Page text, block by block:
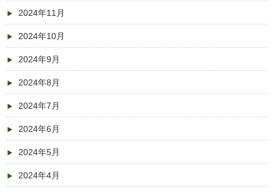
2024年11月
2024年10月
2024年9月
2024年8月
2024年7月
2024年6月
2024年5月
2024年4月